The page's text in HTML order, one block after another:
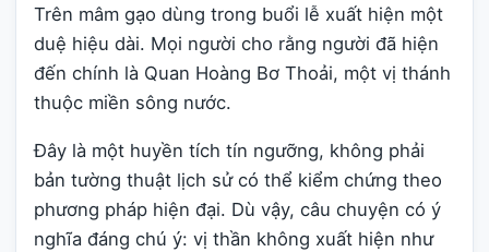
Trên mâm gạo dùng trong buổi lễ xuất hiện một
duệ hiệu dài. Mọi người cho rằng người đã hiện
đến chính là Quan Hoàng Bơ Thoải, một vị thánh
thuộc miền sông nước.
Đây là một huyền tích tín ngưỡng, không phải
bản tường thuật lịch sử có thể kiểm chứng theo
phương pháp hiện đại. Dù vậy, câu chuyện có ý
nghĩa đáng chú ý: vị thần không xuất hiện như